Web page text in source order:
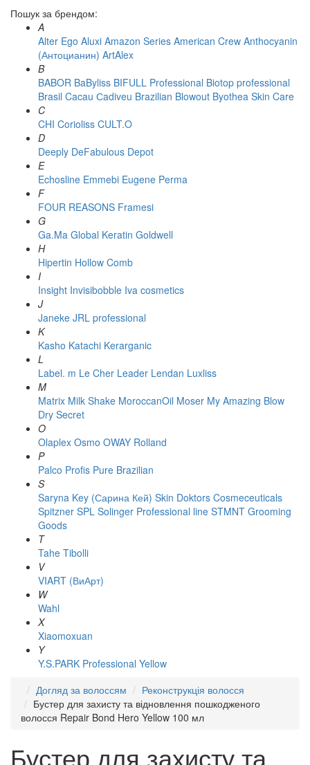
Пошук за брендом:
A
Alter Ego Aluxi Amazon Series American Crew Anthocyanin
(Антоцианин) ArtAlex
B
BABOR BaByliss BIFULL Professional Biotop professional
Brasil Cacau Сadiveu Brazilian Blowout Byothea Skin Care
C
CHI Corioliss CULT.O
D
Deeply DeFabulous Depot
E
Echosline Emmebi Eugene Perma
F
FOUR REASONS Framesi
G
Ga.Ma Global Keratin Goldwell
H
Hipertin Hollow Comb
I
Insight Invisibobble Iva cosmetics
J
Janeke JRL professional
K
Kasho Katachi Kerarganic
L
Label. m Le Cher Leader Lendan Luxliss
M
Matrix Milk Shake MoroccanOil Moser My Amazing Blow
Dry Secret
O
Olaplex Osmo OWAY Rolland
P
Palco Profis Pure Brazilian
S
Saryna Key (Сарина Кей) Skin Doktors Cosmeceuticals
Spitzner SPL Solinger Professional line STMNT Grooming
Goods
T
Tahe Tibolli
V
VIART (ВиАрт)
W
Wahl
X
Xiaomoxuan
Y
Y.S.PARK Professional Yellow
Догляд за волоссям
Реконструкція волосся
Бустер для захисту та відновлення пошкодженого
волосся Repair Bond Hero Yellow 100 мл
Бустер для захисту та